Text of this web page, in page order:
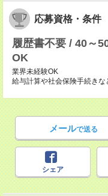
応募資格・条件
履歴書不要 / 40～
OK
業界未経験OK
給与計算や社会保険手続き
メールで送る
シェア